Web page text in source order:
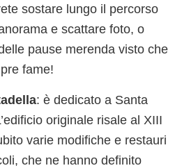
sostare lungo il percorso
e scattare foto, o
pause merenda visto che
fame!
: è dedicato a Santa
originale risale al XIII
varie modifiche e restauri
che ne hanno definito